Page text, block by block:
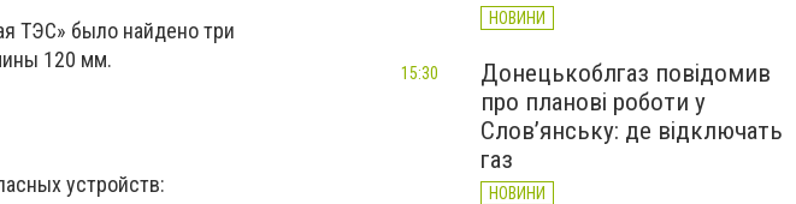
ТЭС» было найдено три
120 мм.
устройств:
НОВИНИ
Донецькоблгаз повідомив
про планові роботи у
Слов’янську: де відключать
газ
НОВИНИ
15:30